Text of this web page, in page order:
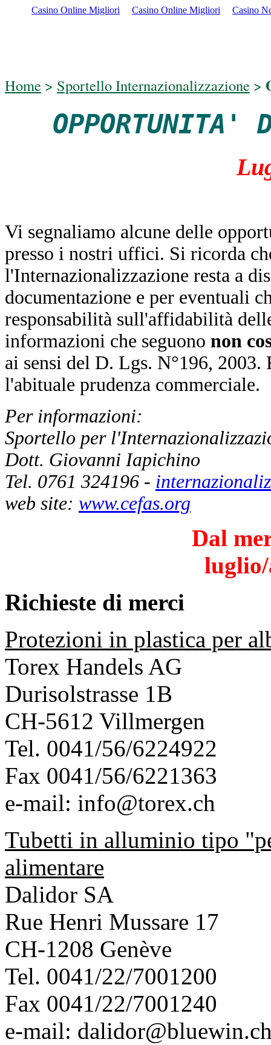
Casino Online Migliori Casino Online Migliori Casino
Home > Sportello Internazionalizzazione >
OPPORTUNITA'
Vi segnaliamo alcune delle
presso i nostri uffici. Si ricorda
l'Internazionalizzazione resta a
documentazione e per eventuali
responsabilità sull'affidabilità
informazioni che seguono non
ai sensi del D. Lgs. N°196,
l'abituale prudenza commerciale.
Per informazioni:
Sportello per
Dott. Giovanni Iapichino
Tel. 0761 324196 -
web site: www.cefas.org
Dal
luglio/
Richieste di merci
Protezioni in plastica per
Torex Handels AG
Durisolstrasse 1B
CH-5612 Villmergen
Tel. 0041/56/6224922
Fax 0041/56/6221363
e-mail: info@torex.ch
Tubetti in alluminio tipo
alimentare
Dalidor SA
Rue Henri Mussare 17
CH-1208 Genève
Tel. 0041/22/7001200
Fax 0041/22/7001240
e-mail: